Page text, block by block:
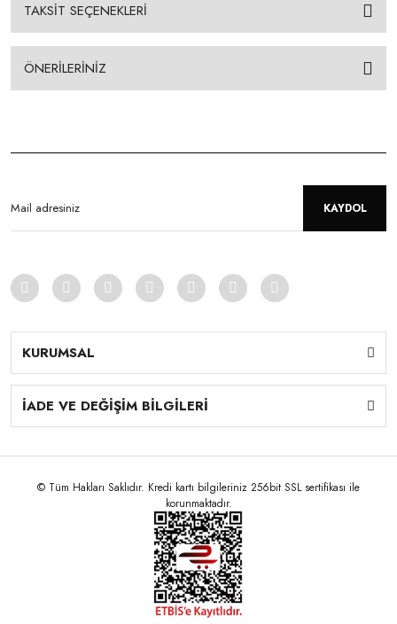
TAKSİT SEÇENEKLERİ
ÖNERİLERİNİZ
KAYDOL
KURUMSAL
İADE VE DEĞİŞİM BİLGİLERİ
© Tüm Hakları Saklıdır. Kredi kartı bilgileriniz 256bit SSL sertifikası ile
korunmaktadır.